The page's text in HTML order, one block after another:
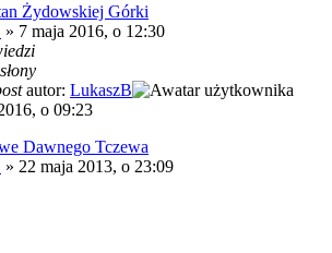
Żydowskiej Górki
» 7 maja 2016, o 12:30
autor: LukaszB
o 09:23
Dawnego Tczewa
» 22 maja 2013, o 23:09